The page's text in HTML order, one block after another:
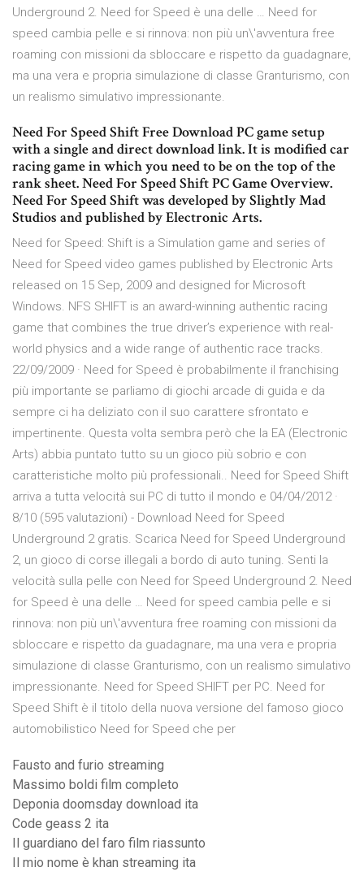
Underground 2. Need for Speed è una delle … Need for
speed cambia pelle e si rinnova: non più un\'avventura free
roaming con missioni da sbloccare e rispetto da guadagnare,
ma una vera e propria simulazione di classe Granturismo, con
un realismo simulativo impressionante.
Need For Speed Shift Free Download PC game setup
with a single and direct download link. It is modified car
racing game in which you need to be on the top of the
rank sheet. Need For Speed Shift PC Game Overview.
Need For Speed Shift was developed by Slightly Mad
Studios and published by Electronic Arts.
Need for Speed: Shift is a Simulation game and series of
Need for Speed video games published by Electronic Arts
released on 15 Sep, 2009 and designed for Microsoft
Windows. NFS SHIFT is an award-winning authentic racing
game that combines the true driver’s experience with real-
world physics and a wide range of authentic race tracks.
22/09/2009 · Need for Speed è probabilmente il franchising
più importante se parliamo di giochi arcade di guida e da
sempre ci ha deliziato con il suo carattere sfrontato e
impertinente. Questa volta sembra però che la EA (Electronic
Arts) abbia puntato tutto su un gioco più sobrio e con
caratteristiche molto più professionali.. Need for Speed Shift
arriva a tutta velocità sui PC di tutto il mondo e 04/04/2012 ·
8/10 (595 valutazioni) - Download Need for Speed
Underground 2 gratis. Scarica Need for Speed Underground
2, un gioco di corse illegali a bordo di auto tuning. Senti la
velocità sulla pelle con Need for Speed Underground 2. Need
for Speed è una delle … Need for speed cambia pelle e si
rinnova: non più un\'avventura free roaming con missioni da
sbloccare e rispetto da guadagnare, ma una vera e propria
simulazione di classe Granturismo, con un realismo simulativo
impressionante. Need for Speed SHIFT per PC. Need for
Speed Shift è il titolo della nuova versione del famoso gioco
automobilistico Need for Speed che per
Fausto and furio streaming
Massimo boldi film completo
Deponia doomsday download ita
Code geass 2 ita
Il guardiano del faro film riassunto
Il mio nome è khan streaming ita